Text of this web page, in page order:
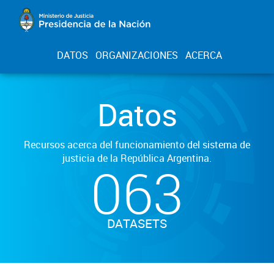
DATOS ORGANIZACIONES ACERCA
Datos
Recursos acerca del funcionamiento del sistema de
justicia de la República Argentina.
063
DATASETS